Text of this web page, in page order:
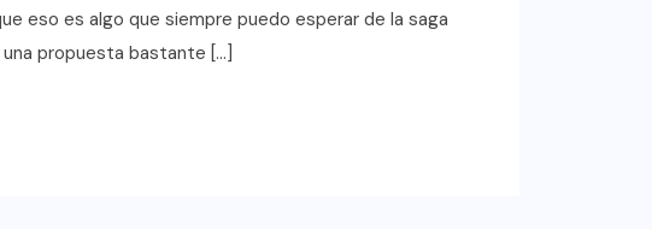
eso es algo que siempre puedo esperar de la saga
propuesta bastante […]